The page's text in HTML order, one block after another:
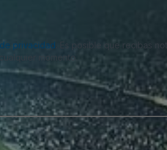
privacidad
. Es posible que recibas
momento.